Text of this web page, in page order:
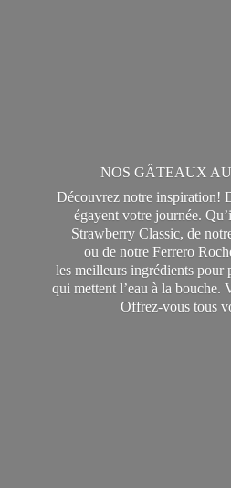
NOS GÂTEAUX
Découvrez notre inspiration!
égayent votre journée.
Strawberry Classic, de
ou de notre Ferrero
les meilleurs ingrédients pour
qui mettent l’eau à la bouche.
Offrez-vous tous